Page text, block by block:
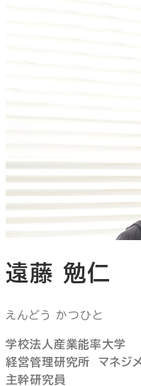
遠藤 勉仁
えんどう かつひと
学校法人産業能率大学
経営管理研究所 マネジ
主幹研究員